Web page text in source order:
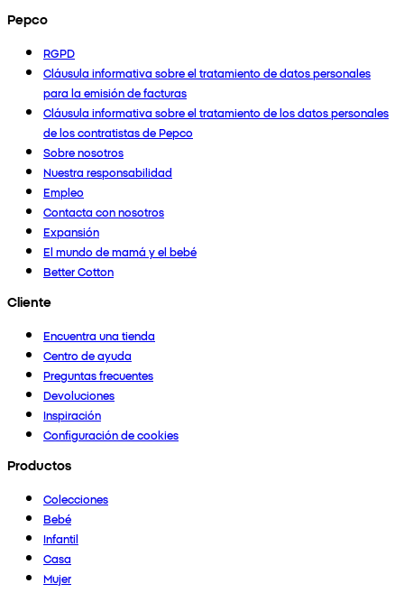
Pepco
RGPD
Cláusula informativa sobre el tratamiento de datos personales
para la emisión de facturas
Cláusula informativa sobre el tratamiento de los datos personales
de los contratistas de Pepco
Sobre nosotros
Nuestra responsabilidad
Empleo
Contacta con nosotros
Expansión
El mundo de mamá y el bebé
Better Cotton
Cliente
Encuentra una tienda
Centro de ayuda
Preguntas frecuentes
Devoluciones
Inspiración
Configuración de cookies
Productos
Colecciones
Bebé
Infantil
Casa
Mujer